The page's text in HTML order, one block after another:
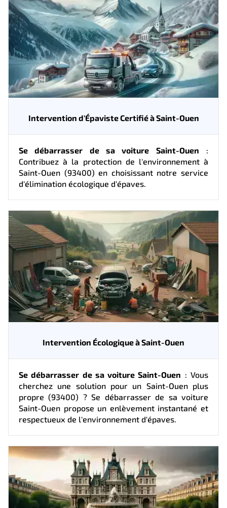
Intervention d'Épaviste Certifié à Saint-Ouen
Se débarrasser de sa voiture Saint-Ouen :
Contribuez à la protection de l'environnement à
Saint-Ouen (93400) en choisissant notre service
d'élimination écologique d'épaves.
Intervention Écologique à Saint-Ouen
Se débarrasser de sa voiture Saint-Ouen : Vous
cherchez une solution pour un Saint-Ouen plus
propre (93400) ? Se débarrasser de sa voiture
Saint-Ouen propose un enlèvement instantané et
respectueux de l'environnement d'épaves.